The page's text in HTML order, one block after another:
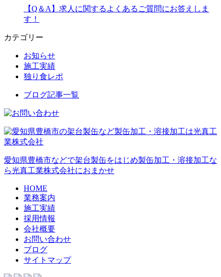
【Q＆A】求人に関するよくあるご質問にお答えしま
す！
カテゴリー
お知らせ
施工実績
独り食レポ
ブログ記事一覧
愛知県豊橋市などで架台製缶をはじめ製缶加工・溶接加工な
ら光真工業株式会社におまかせ
HOME
業務案内
施工実績
採用情報
会社概要
お問い合わせ
ブログ
サイトマップ